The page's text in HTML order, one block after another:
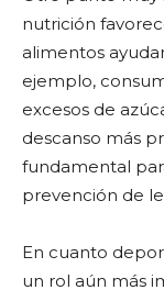
nutrición
alimentos
ejemplo,
excesos de
descanso más
fundamental
prevención de
En cuanto
un rol aún más